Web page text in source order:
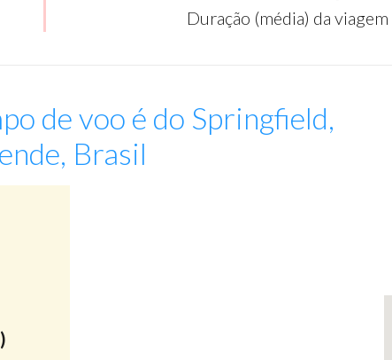
Duração (média) da
de voo é do Springfield,
Brasil